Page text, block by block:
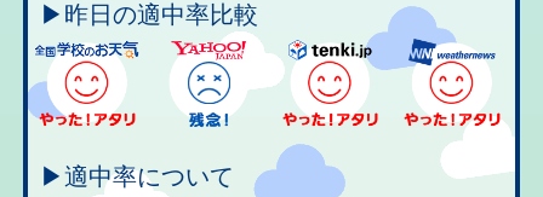
▶昨日の適中率比較
▶適中率について